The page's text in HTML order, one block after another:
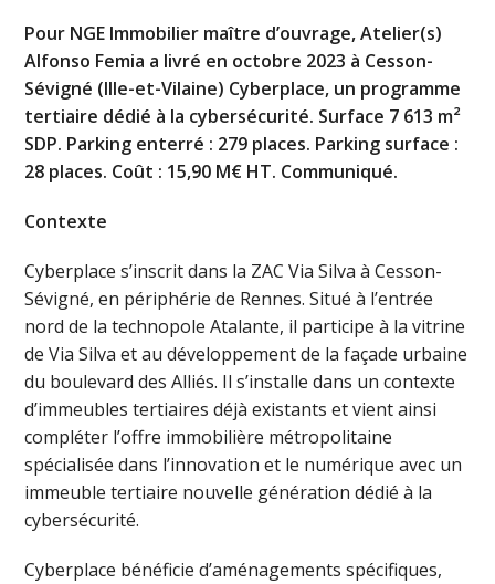
Pour NGE Immobilier maître d’ouvrage, Atelier(s)
Alfonso Femia a livré en octobre 2023 à Cesson-
Sévigné (Ille-et-Vilaine) Cyberplace, un programme
tertiaire dédié à la cybersécurité. Surface 7 613 m²
SDP. Parking enterré : 279 places. Parking surface :
28 places. Coût : 15,90 M€ HT. Communiqué.
Contexte
Cyberplace s’inscrit dans la ZAC Via Silva à Cesson-
Sévigné, en périphérie de Rennes. Situé à l’entrée
nord de la technopole Atalante, il participe à la vitrine
de Via Silva et au développement de la façade urbaine
du boulevard des Alliés. Il s’installe dans un contexte
d’immeubles tertiaires déjà existants et vient ainsi
compléter l’offre immobilière métropolitaine
spécialisée dans l’innovation et le numérique avec un
immeuble tertiaire nouvelle génération dédié à la
cybersécurité.
Cyberplace bénéficie d’aménagements spécifiques,